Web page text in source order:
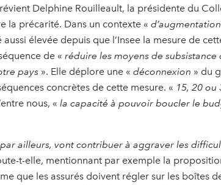
Delphine Rouilleault, la présidente du
la précarité. Dans un contexte «
aussi élevée depuis que l’Insee la mesure de
de « réduire les moyens de
pays ». Elle déplore une « déconnexion » du
concrètes de cette mesure. « 15, 20 ou
nous, « la capacité à pouvoir boucler le
ailleurs, vont contribuer à aggraver les
t-elle, mentionnant par exemple la
que les assurés doivent régler sur les boîtes